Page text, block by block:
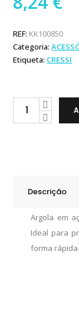
REF: KK100850
Categoria:
Etiqueta: CRESSI
Cressi
quantity
Descrição
Argola em
Ideal para
forma rápida